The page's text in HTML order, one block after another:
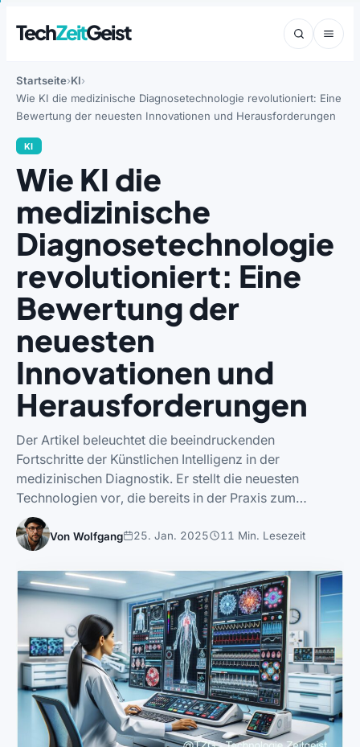
TechZeitGeist
Startseite KI
Wie KI die medizinische Diagnosetechnologie revolutioniert: Eine
Bewertung der neuesten Innovationen und Herausforderungen
KI
Wie KI die
medizinische
Diagnosetechnologie
revolutioniert: Eine
Bewertung der
neuesten
Innovationen und
Herausforderungen
Der Artikel beleuchtet die beeindruckenden
Fortschritte der Künstlichen Intelligenz in der
medizinischen Diagnostik. Er stellt die neuesten
Technologien vor, die bereits in der Praxis zum…
Von Wolfgang 25. Jan. 2025 11 Min. Lesezeit